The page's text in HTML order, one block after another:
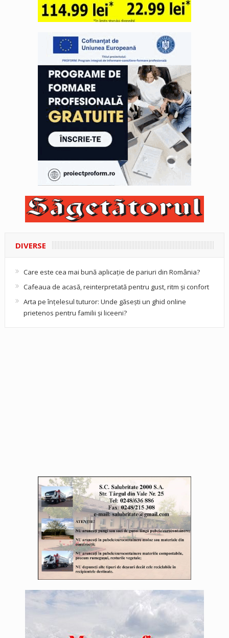
DIVERSE
Care este cea mai bună aplicație de pariuri din România?
Cafeaua de acasă, reinterpretată pentru gust, ritm și confort
Arta pe înțelesul tuturor: Unde găsești un ghid online
prietenos pentru familii și liceeni?